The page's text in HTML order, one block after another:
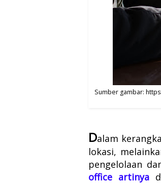
Sumber gambar:
Dalam
lokasi,
pengelolaan
office artinya